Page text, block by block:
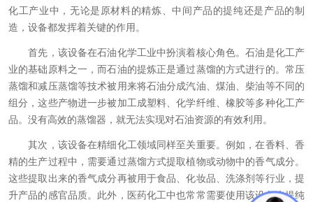
化工产业中，无论是原材料的精炼、中间产品的提纯还是产品的制
造，设备都发挥着关键的作用。
首先，该设备在石油化学工业中扮演着核心角色。石油是化工产
业的基础原料之一，而石油的提炼正是通过蒸馏的方式进行的。常压
蒸馏和减压蒸馏等技术被用来将石油分成汽油、煤油、柴油等不同的
组分，这些产物进一步被加工成塑料、化学纤维、橡胶等多种化工产
品。没有高效的蒸馏器，就无法实现对石油资源的有效利用。
其次，该设备在精细化工领域同样至关重要。例如，在香料、香
精的生产过程中，需要通过蒸馏方式提取植物或动物中的香气成分。
这些提取出来的香气成分再被用于食品、化妆品、洗涤剂等行业，提
升产品的感官品质。此外，医药化工中也常常需要使用该设备来提纯